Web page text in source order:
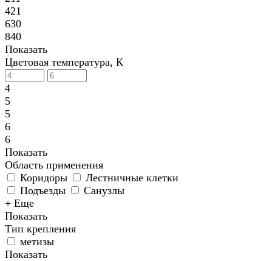
421
630
840
Показать
Цветовая температура, К
4
5
5
6
6
Показать
Область применения
Коридоры
Лестничные клетки
Подъезды
Санузлы
+ Еще
Показать
Тип крепления
метизы
Показать